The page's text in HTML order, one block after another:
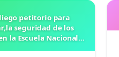
petitorio para
seguridad de los
la Escuela Nacional